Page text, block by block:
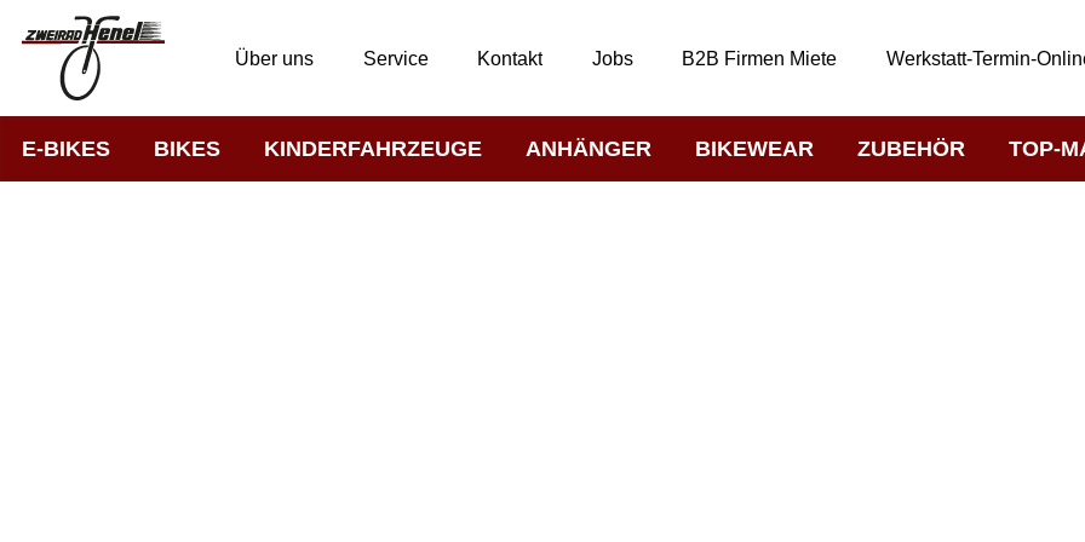
Über uns Service Kontakt Jobs B2B Firmen Miete Werkstatt-Termin-
E-BIKES BIKES KINDERFAHRZEUGE ANHÄNGER BIKEWEAR ZUBEHÖR TOP-